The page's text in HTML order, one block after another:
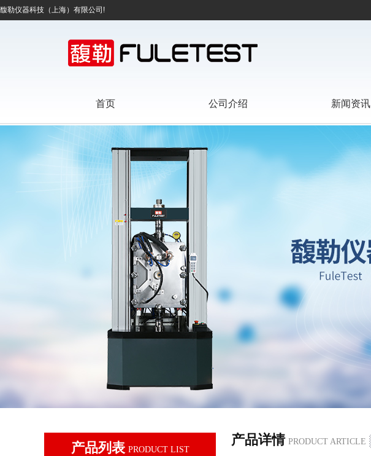
馥勒仪器科技（上海）有限公司!
首页 公司介绍 新闻资讯
产品列表 PRODUCT LIST
产品详情 PRODUCT ARTICLE